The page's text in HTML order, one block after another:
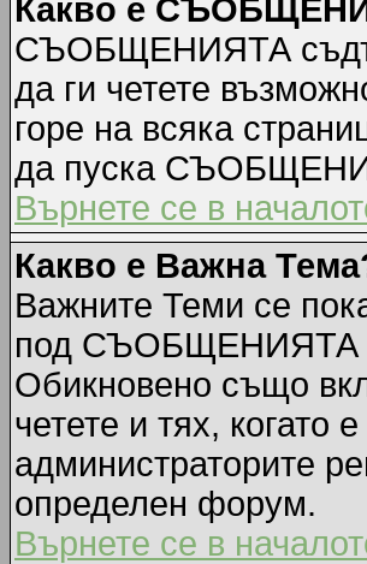
Какво е
СЪОБЩЕНИЯТА
да ги четете
горе на всяка
да пуска
Върнете се в
Какво е Важна
Важните Теми се
под СЪОБЩЕНИЯТА и
Обикновено също
четете и тях,
администраторите
определен форум.
Върнете се в